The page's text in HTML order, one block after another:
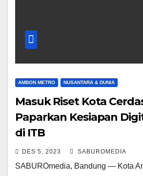
AMBON METRO NUSANTARA & DUNIA
Masuk Riset Kota
Paparkan Kesiapan
di ITB
DES 5, 2023 SABUROMEDIA
SABUROmedia, Bandung — Kota